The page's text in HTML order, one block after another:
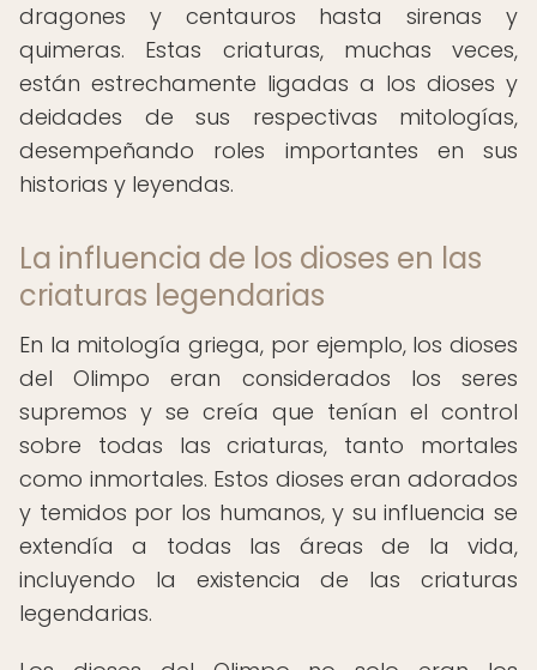
dragones y centauros hasta sirenas y
quimeras. Estas criaturas, muchas veces,
están estrechamente ligadas a los dioses y
deidades de sus respectivas mitologías,
desempeñando roles importantes en sus
historias y leyendas.
La influencia de los dioses en las
criaturas legendarias
En la mitología griega, por ejemplo, los dioses
del Olimpo eran considerados los seres
supremos y se creía que tenían el control
sobre todas las criaturas, tanto mortales
como inmortales. Estos dioses eran adorados
y temidos por los humanos, y su influencia se
extendía a todas las áreas de la vida,
incluyendo la existencia de las criaturas
legendarias.